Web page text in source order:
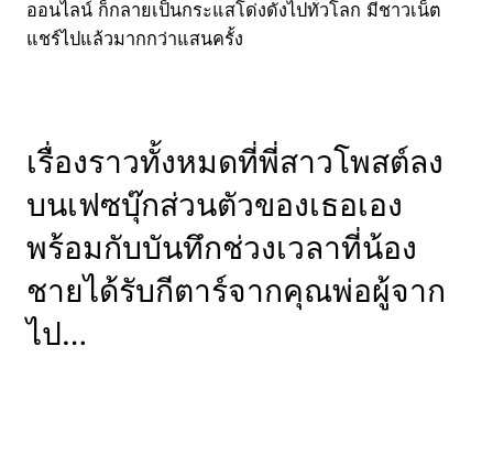
ออนไลน์ ก็กลายเป็นกระแสโด่งดังไปทั่วโลก มีชาวเน็ต
แชร์ไปแล้วมากกว่าแสนครั้ง
เรื่องราวทั้งหมดที่พี่สาวโพสต์ลง
บนเฟซบุ๊กส่วนตัวของเธอเอง
พร้อมกับบันทึกช่วงเวลาที่น้อง
ชายได้รับกีตาร์จากคุณพ่อผู้จาก
ไป…